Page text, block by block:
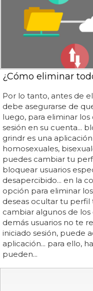
¿Cómo eliminar
Por lo tanto, antes de
debe asegurarse de
luego, para eliminar
sesión en su cuenta...
grindr es una
homosexuales,
puedes cambiar tu
bloquear usuarios
desapercibido... en la
opción para eliminar
deseas ocultar tu
cambiar algunos de
demás usuarios no te
iniciado sesión, puede
aplicación... para ello,
pueden...